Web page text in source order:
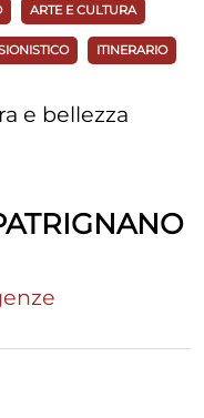
ARTE E CULTURA
ITINERARIO
e bellezza